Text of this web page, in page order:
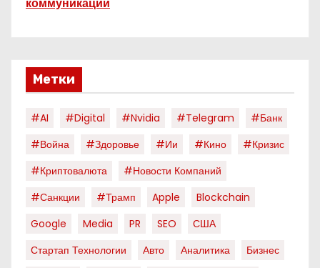
коммуникаций
Метки
#AI #digital #nvidia #telegram
#банк
#война
#здоровье #ии #кино
#кризис
#криптовалюта
#новости Компаний
#санкции
#трамп Apple
Blockchain
Google
Media PR SEO
США
Стартап Технологии
Авто Аналитика
Бизнес